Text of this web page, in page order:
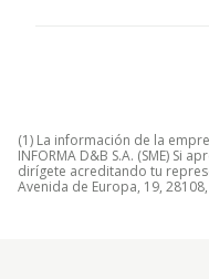
(1) La información de la
INFORMA D&B S.A. (SME) Si
dirígete acreditando tu
Avenida de Europa, 19,